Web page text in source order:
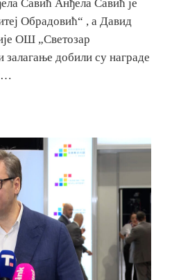
Савић Анђела Савић је
Обрадовић“ , а Давид
ОШ „Светозар
залагање добили су награде